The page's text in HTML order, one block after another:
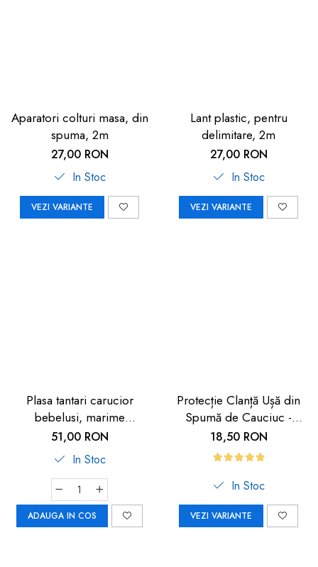
Aparatori colturi masa, din
spuma, 2m
27,00 RON
In Stoc
VEZI VARIANTE
Lant plastic, pentru
delimitare, 2m
27,00 RON
In Stoc
VEZI VARIANTE
Plasa tantari carucior
bebelusi, marime
universala, neagra, Reer
BiteSafe
51,00 RON
In Stoc
ADAUGA IN COS
Protecție Clanță Ușă din
Spumă de Cauciuc -
Siguranță pentru Copii |
Car Boy Safety
18,50 RON
In Stoc
VEZI VARIANTE